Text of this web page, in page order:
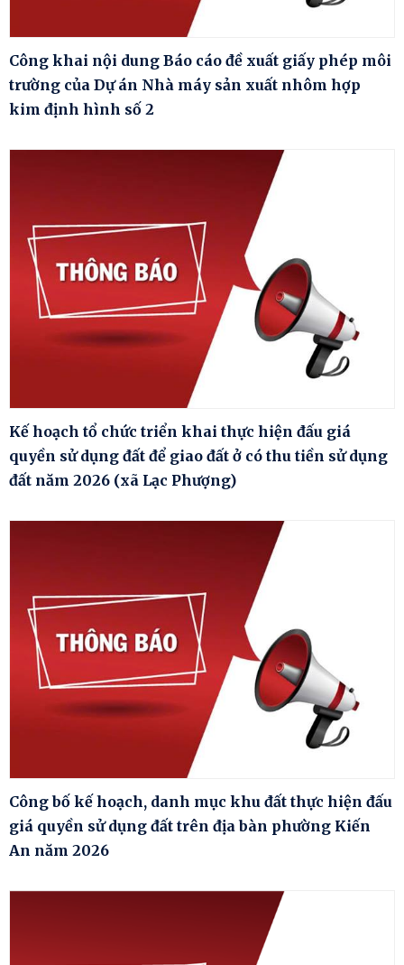
Công khai nội dung Báo cáo đề xuất giấy phép môi
trường của Dự án Nhà máy sản xuất nhôm hợp
kim định hình số 2
Kế hoạch tổ chức triển khai thực hiện đấu giá
quyền sử dụng đất để giao đất ở có thu tiền sử dụng
đất năm 2026 (xã Lạc Phượng)
Công bố kế hoạch, danh mục khu đất thực hiện đấu
giá quyền sử dụng đất trên địa bàn phường Kiến
An năm 2026